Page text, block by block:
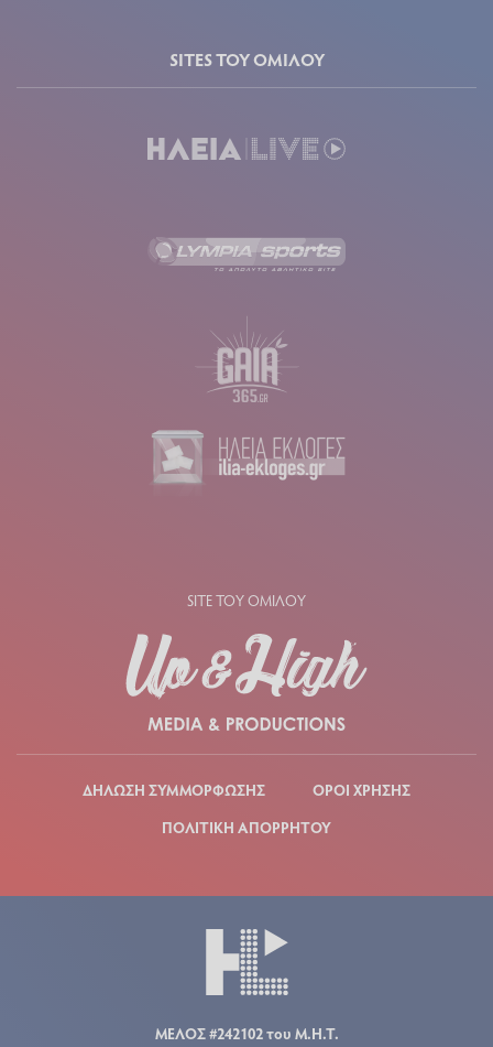
SITES ΤΟΥ ΟΜΙΛΟΥ
SITE ΤΟΥ ΟΜΙΛΟΥ
ΔΗΛΩΣΗ ΣΥΜΜΟΡΦΩΣΗΣ
ΟΡΟΙ ΧΡΗΣΗΣ
ΠΟΛΙΤΙΚΗ ΑΠΟΡΡΗΤΟΥ
ΜΕΛΟΣ #242102 του Μ.Η.Τ.